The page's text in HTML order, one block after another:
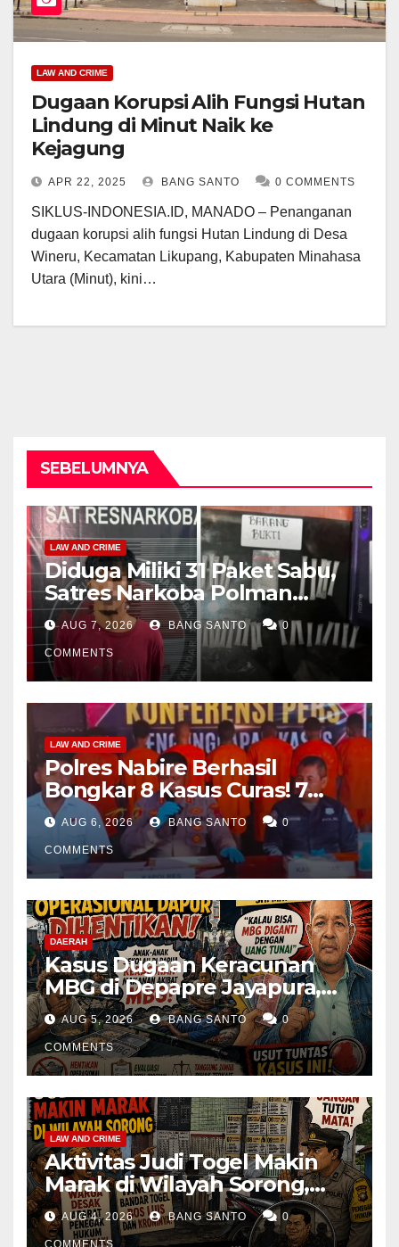
LAW AND CRIME
Dugaan Korupsi Alih Fungsi Hutan
Lindung di Minut Naik ke
Kejagung
APR 22, 2025 BANG SANTO 0 COMMENTS
SIKLUS-INDONESIA.ID, MANADO – Penanganan
dugaan korupsi alih fungsi Hutan Lindung di Desa
Wineru, Kecamatan Likupang, Kabupaten Minahasa
Utara (Minut), kini…
SEBELUMNYA
LAW AND CRIME
Diduga Miliki 31 Paket Sabu,
Satres Narkoba Polman
Amankan Pria di Matali
AUG 7, 2026 BANG SANTO 0
COMMENTS
LAW AND CRIME
Polres Nabire Berhasil
Bongkar 8 Kasus Curas! 7
Pelaku Ditangkap, 62 Motor
Kembali Diamankan
AUG 6, 2026 BANG SANTO 0
COMMENTS
DAERAH
Kasus Dugaan Keracunan
MBG di Depapre Jayapura,
Aktivis Papua Minta
Operasional Dapur
Dihentikan & Evaluasi
Menyeluruh
AUG 5, 2026 BANG SANTO 0
COMMENTS
LAW AND CRIME
Aktivitas Judi Togel Makin
Marak di Wilayah Sorong,
Warga Desak Aparat Segera
Tangkap Bandar Luis dan
AUG 4, 2026 BANG SANTO 0
COMMENTS